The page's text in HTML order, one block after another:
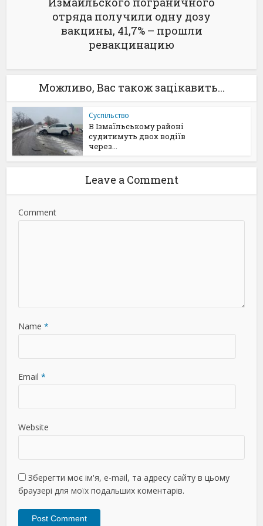
отряда получили одну дозу
вакцины, 41,7% – прошли
ревакцинацию
Можливо, Вас також зацікавить...
Суспільство
В Ізмаїльському районі
судитимуть двох водіїв
через...
Leave a Comment
Comment
Name *
Email *
Website
Зберегти моє ім'я, e-mail, та адресу сайту в цьому
браузері для моїх подальших коментарів.